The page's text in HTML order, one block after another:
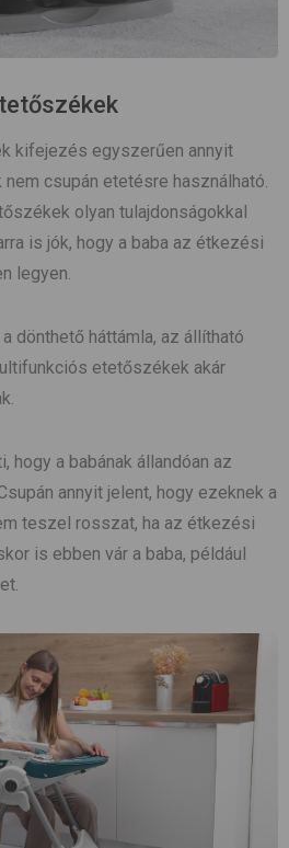
kifejezés egyszerűen annyit
csupán etetésre használható.
olyan tulajdonságokkal
is jók, hogy a baba az étkezési
legyen.
dönthető háttámla, az állítható
etetőszékek akár
hogy a babának állandóan az
annyit jelent, hogy ezeknek a
teszel rosszat, ha az étkezési
is ebben vár a baba, például